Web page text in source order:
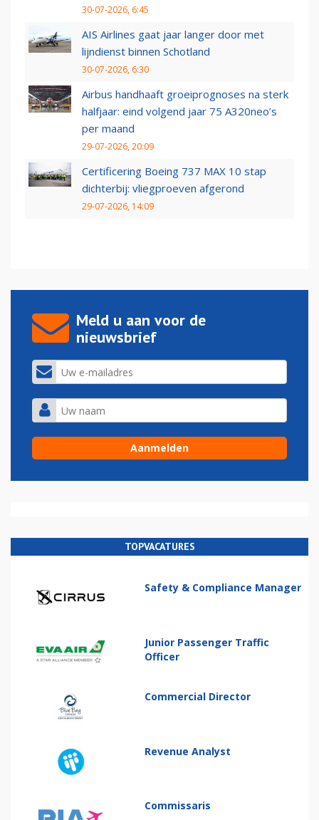
30-07-2026, 6:45
AIS Airlines gaat jaar langer door met
lijndienst binnen Schotland
30-07-2026, 6:30
Airbus handhaaft groeiprognoses na sterk
halfjaar: eind volgend jaar 75 A320neo’s
per maand
29-07-2026, 20:09
Certificering Boeing 737 MAX 10 stap
dichterbij: vliegproeven afgerond
29-07-2026, 14:09
Meld u aan voor de
nieuwsbrief
TOPVACATURES
Safety & Compliance Manager
Junior Passenger Traffic
Officer
Commercial Director
Revenue Analyst
Commissaris